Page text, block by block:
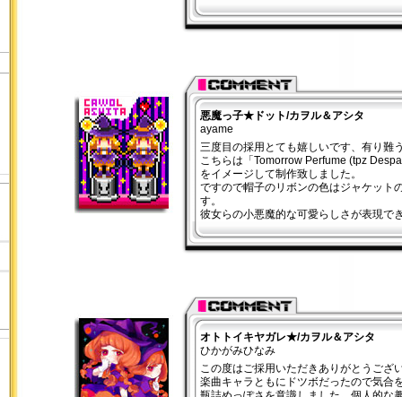
悪魔っ子★ドット/カヲル＆アシタ
ayame
三度目の採用とても嬉しいです、有り難
こちらは「Tomorrow Perfume (tpz
をイメージして制作致しました。
ですので帽子のリボンの色はジャケット
す。
彼女らの小悪魔的な可愛らしさが表現で
オトトイキヤガレ★/カヲル＆アシタ
ひかがみひなみ
この度はご採用いただきありがとうござ
楽曲キャラともにドツボだったので気合